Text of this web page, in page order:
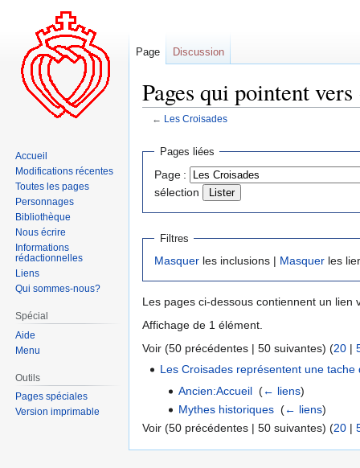
Pages qui pointent
← Les Croisades
Aller
navigation
Aller
recherche
Pages liées
Page :
sélection
Filtres
Masquer les inclusions | Masquer les
Les pages ci-dessous contiennent un lien
Affichage de 1 élément.
Voir (50 précédentes | 50 suivantes) (20 |
Les Croisades représentent une
Ancien:Accueil‎ (← liens)
Mythes historiques‎ (← liens)
Voir (50 précédentes | 50 suivantes) (20 |
Page Discussion
Accueil
Modifications récentes
Toutes les pages
Personnages
Bibliothèque
Nous écrire
Informations
rédactionnelles
Liens
Qui sommes-nous?
Spécial
Aide
Menu
Outils
Pages spéciales
Version imprimable